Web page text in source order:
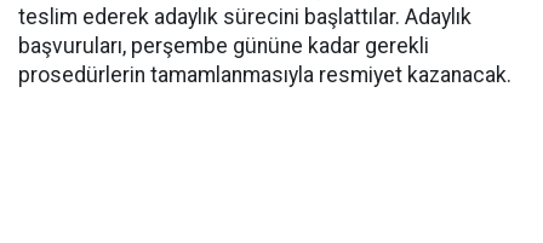
teslim ederek adaylık sürecini başlattılar. Adaylık
başvuruları, perşembe gününe kadar gerekli
prosedürlerin tamamlanmasıyla resmiyet kazanacak.